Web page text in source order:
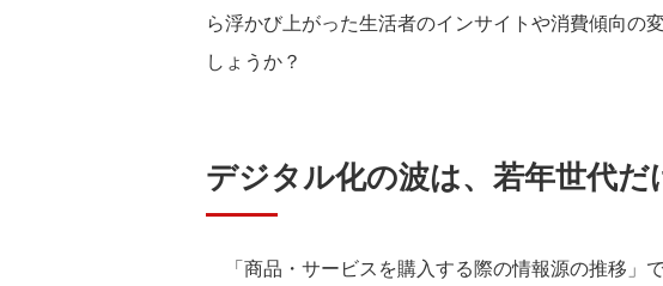
ら浮かび上がった生活者のインサイトや消費傾向の
しょうか？
デジタル化の波は、若年世代
「商品・サービスを購入する際の情報源の推移」